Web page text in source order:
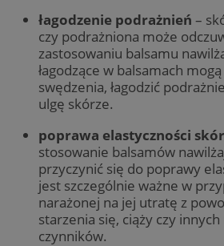
łagodzenie podrażnień –
czy podrażniona może
zastosowaniu balsamu
łagodzące w balsamach
swędzenia, łagodzić
ulgę skórze.
poprawa elastyczności
stosowanie balsamów
przyczynić się do poprawy
jest szczególnie ważne w
narażonej na jej utratę z
starzenia się, ciąży czy
czynników.